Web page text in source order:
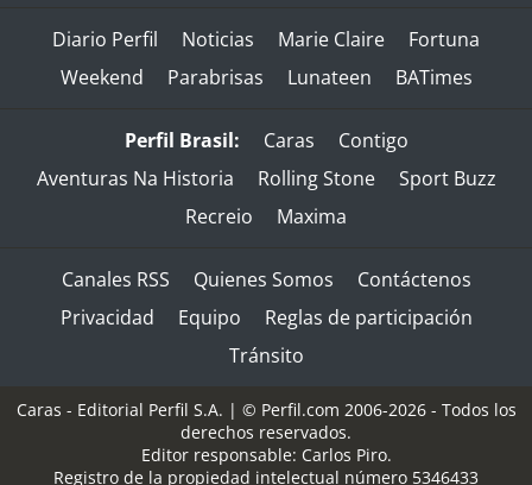
Diario Perfil Noticias Marie Claire
Fortuna
Weekend
Parabrisas Lunateen BATimes
Perfil Brasil: Caras
Contigo
Aventuras Na Historia
Rolling Stone
Sport Buzz
Recreio
Maxima
Canales RSS Quienes Somos
Contáctenos
Privacidad
Equipo
Reglas de participación
Tránsito
Caras - Editorial Perfil S.A. | © Perfil.com 2006-2026 - Todos los
derechos reservados.
Editor responsable: Carlos Piro.
Registro de la propiedad intelectual número 5346433